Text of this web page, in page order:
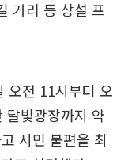
거리 등 상설 프
오전 11시부터 오
달빛광장까지 약
시민 불편을 최